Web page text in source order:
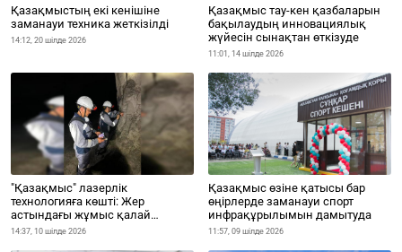
Қазақмыстың екі кенішіне
заманауи техника жеткізілді
14:12, 20 шілде 2026
Қазақмыс тау-кен қазбаларын
бақылаудың инновациялық
жүйесін сынақтан өткізуде
11:01, 14 шілде 2026
"Қазақмыс" лазерлік
технологияға көшті: Жер
астындағы жұмыс қалай
өзгереді
14:37, 10 шілде 2026
Қазақмыс өзіне қатысы бар
өңірлерде заманауи спорт
инфрақұрылымын дамытуда
11:57, 09 шілде 2026